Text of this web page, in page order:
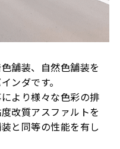
舗装、自然色舗装を
ンダです。
より様々な色彩の排
改質アスファルトを
と同等の性能を有し